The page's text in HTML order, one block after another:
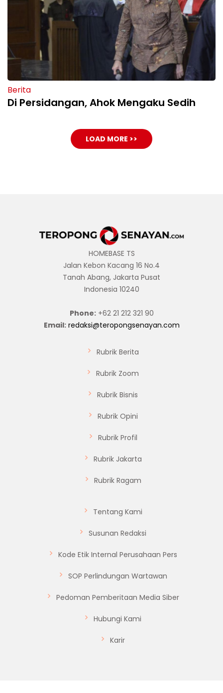
Berita
Di Persidangan, Ahok Mengaku Sedih
LOAD MORE >>
HOMEBASE TS
Jalan Kebon Kacang 16 No.4
Tanah Abang, Jakarta Pusat
Indonesia 10240
Phone:+62 21 212 321 90
Email: redaksi@teropongsenayan.com
Rubrik Berita
Rubrik Zoom
Rubrik Bisnis
Rubrik Opini
Rubrik Profil
Rubrik Jakarta
Rubrik Ragam
Tentang Kami
Susunan Redaksi
Kode Etik Internal Perusahaan Pers
SOP Perlindungan Wartawan
Pedoman Pemberitaan Media Siber
Hubungi Kami
Karir